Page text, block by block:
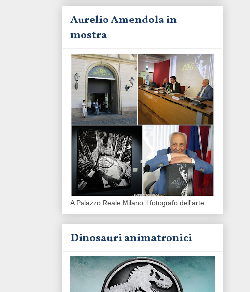
Aurelio Amendola in
mostra
A Palazzo Reale Milano il fotografo dell'arte
Dinosauri animatronici